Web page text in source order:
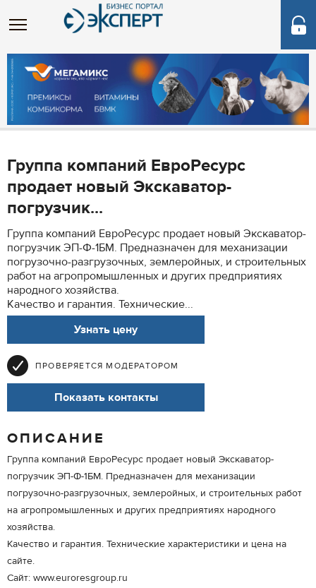
Группа компаний ЕвроРесурс
продает новый Экскаватор-
погрузчик...
Группа компаний ЕвроРесурс продает новый Экскаватор-
погрузчик ЭП-Ф-1БМ. Предназначен для механизации
погрузочно-разгрузочных, землеройных, и строительных
работ на агропромышленных и других предприятиях
народного хозяйства.
Качество и гарантия. Технические...
Узнать цену
ПРОВЕРЯЕТСЯ МОДЕРАТОРОМ
Показать контакты
ОПИСАНИЕ
Группа компаний ЕвроРесурс продает новый Экскаватор-
погрузчик ЭП-Ф-1БМ. Предназначен для механизации
погрузочно-разгрузочных, землеройных, и строительных работ
на агропромышленных и других предприятиях народного
хозяйства.
Качество и гарантия. Технические характеристики и цена на
сайте.
Сайт: www.euroresgroup.ru